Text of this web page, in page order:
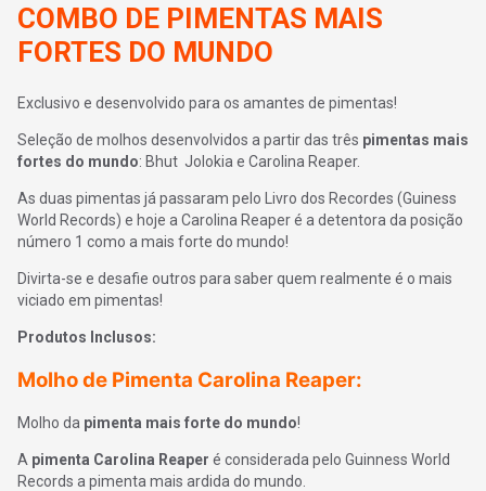
COMBO DE PIMENTAS MAIS
FORTES DO MUNDO
Exclusivo e desenvolvido para os amantes de pimentas!
Seleção de molhos desenvolvidos a partir das três pimentas mais
fortes do mundo: Bhut Jolokia e Carolina Reaper.
As duas pimentas já passaram pelo Livro dos Recordes (Guiness
World Records) e hoje a Carolina Reaper é a detentora da posição
número 1 como a mais forte do mundo!
Divirta-se e desafie outros para saber quem realmente é o mais
viciado em pimentas!
Produtos Inclusos:
Molho de Pimenta Carolina Reaper:
Molho da pimenta mais forte do mundo!
A pimenta Carolina Reaper é considerada pelo Guinness World
Records a pimenta mais ardida do mundo.